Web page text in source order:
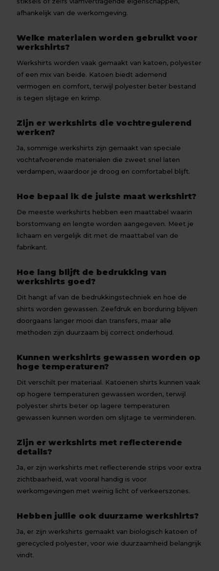
afhankelijk van de werkomgeving.
Welke materialen worden gebruikt voor
werkshirts?
Werkshirts worden vaak gemaakt van katoen, polyester
of een mix van beide. Katoen biedt ademend
vermogen en comfort, terwijl polyester beter bestand
is tegen slijtage en krimp.
Zijn er werkshirts die vochtregulerend
werken?
Ja, sommige werkshirts zijn gemaakt van speciale
vochtafvoerende materialen die zweet snel laten
verdampen, waardoor je droog en comfortabel blijft.
Hoe bepaal ik de juiste maat werkshirt?
De meeste werkshirts hebben een maattabel waarin
borstomvang en lengte worden aangegeven. Meet je
lichaam en vergelijk dit met de maattabel van de
fabrikant.
Hoe lang blijft de bedrukking van
werkshirts goed?
Dit hangt af van de bedrukkingstechniek en hoe de
shirts worden gewassen. Zeefdruk en borduring blijven
doorgaans langer mooi dan transfers, maar alle
methoden zijn duurzaam bij correct onderhoud.
Kunnen werkshirts gewassen worden op
hoge temperaturen?
Dit verschilt per materiaal. Katoenen shirts kunnen vaak
op hogere temperaturen gewassen worden, terwijl
polyester shirts beter op lagere temperaturen
gewassen kunnen worden om slijtage te verminderen.
Zijn er werkshirts met reflecterende
details?
Ja, er zijn werkshirts met reflecterende strips voor extra
zichtbaarheid, wat vooral handig is voor
werkomgevingen met weinig licht of verkeerszones.
Hebben jullie ook duurzame werkshirts?
Ja, er zijn werkshirts gemaakt van biologisch katoen of
gerecycled polyester, voor wie duurzaamheid belangrijk
vindt.